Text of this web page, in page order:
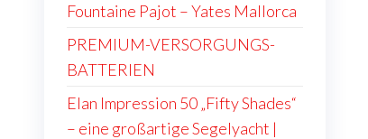
Fountaine Pajot – Yates Mallorca
PREMIUM-VERSORGUNGS-
BATTERIEN
Elan Impression 50 „Fifty Shades“
– eine großartige Segelyacht |